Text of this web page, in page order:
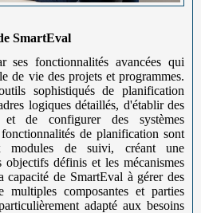
SmartEval
ses fonctionnalités avancées qui
de vie des projets et programmes.
sophistiqués de planification
logiques détaillés, d'établir des
et de configurer des systèmes
de planification sont
modules de suivi, créant une
objectifs définis et les mécanismes
capacité de SmartEval à gérer des
multiples composantes et parties
adapté aux besoins